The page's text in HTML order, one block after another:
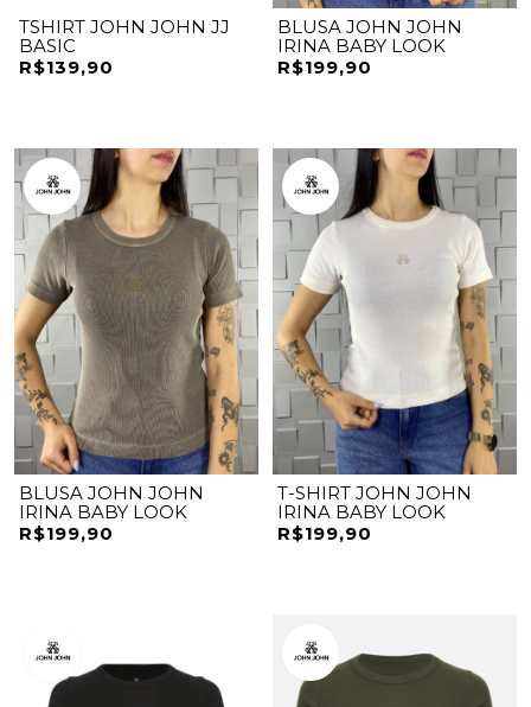
TSHIRT JOHN JOHN JJ
BASIC
R$139,90
BLUSA JOHN JOHN
IRINA BABY LOOK
R$199,90
BLUSA JOHN JOHN
IRINA BABY LOOK
R$199,90
T-SHIRT JOHN JOHN
IRINA BABY LOOK
R$199,90